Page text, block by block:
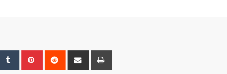
Tumblr Pinterest Reddit
Share